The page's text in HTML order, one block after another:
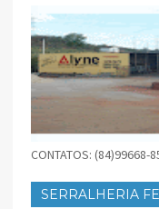
CONTATOS: (84)99668-
SERRALHERIA